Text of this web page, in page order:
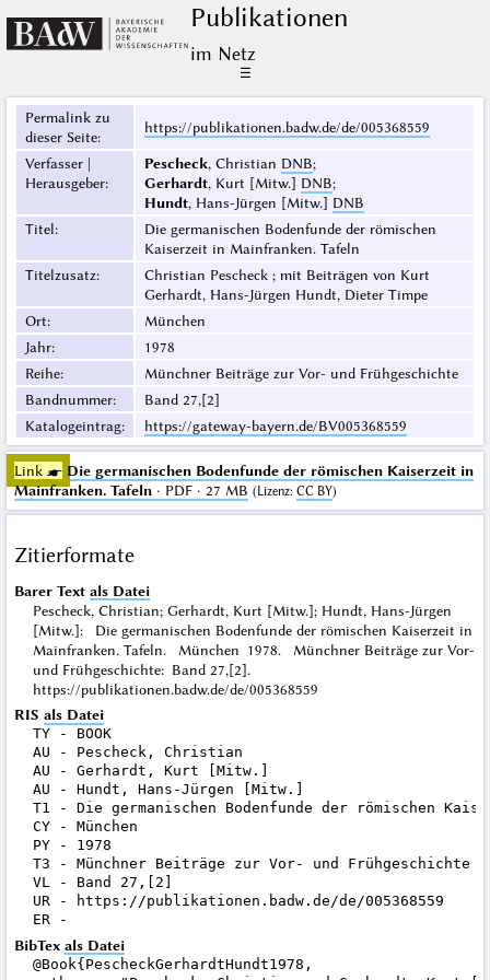
Publikationen
im Netz
☰
Permalink zu
dieser Seite:
https://publikationen.badw.de/de/005368559
Verfasser |
Herausgeber:
Pescheck, Christian DNB;
Gerhardt, Kurt [Mitw.] DNB;
Hundt, Hans-Jürgen [Mitw.] DNB
Titel:
Die germanischen Bodenfunde der römischen
Kaiserzeit in Mainfranken. Tafeln
Titelzusatz:
Christian Pescheck ; mit Beiträgen von Kurt
Gerhardt, Hans-Jürgen Hundt, Dieter Timpe
Ort:
München
Jahr:
1978
Reihe:
Münchner Beiträge zur Vor- und Frühgeschichte
Bandnummer:
Band 27,[2]
Katalogeintrag: https://gateway-bayern.de/BV005368559
Link ☛ Die germanischen Bodenfunde der römischen Kaiserzeit in
Mainfranken. Tafeln· PDF · 27 MB (Lizenz: CC BY)
Zitierformate
Barer Text als Datei
Pescheck, Christian; Gerhardt, Kurt [Mitw.]; Hundt, Hans-Jürgen
[Mitw.]: Die germanischen Bodenfunde der römischen Kaiserzeit in
Mainfranken. Tafeln. München 1978. Münchner Beiträge zur Vor-
und Frühgeschichte: Band 27,[2].
https://publikationen.badw.de/de/005368559
RIS als Datei
TY - BOOK
AU - Pescheck, Christian
AU - Gerhardt, Kurt [Mitw.]
AU - Hundt, Hans-Jürgen [Mitw.]
T1 - Die germanischen Bodenfunde der römischen
CY - München
PY - 1978
T3 - Münchner Beiträge zur Vor- und Frühgeschichte
VL - Band 27,[2]
UR - https://publikationen.badw.de/de/005368559
BibTex als Datei
@Book{PescheckGerhardtHundt1978,